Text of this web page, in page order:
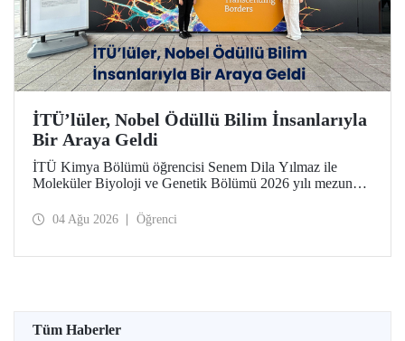
İTÜ’lüler, Nobel Ödüllü Bilim İnsanlarıyla
Bir Araya Geldi
İTÜ Kimya Bölümü öğrencisi Senem Dila Yılmaz ile
Moleküler Biyoloji ve Genetik Bölümü 2026 yılı mezunu
Etkinliklere Katılım Desteği kapsamında 75’inci Lindau
04 Ağu 2026 Öğrenci
Tüm Haberler